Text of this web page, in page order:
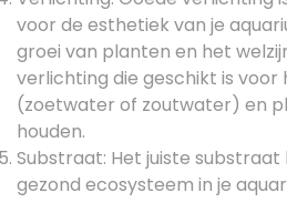
voor de esthetiek van je
groei van planten en het
verlichting die geschikt is
(zoetwater of zoutwater) en
houden.
Substraat: Het juiste
gezond ecosysteem in je